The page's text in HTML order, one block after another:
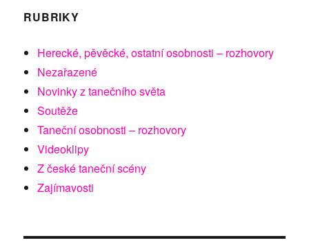
RUBRIKY
Herecké, pěvěcké, ostatní osobnosti – rozhovory
Nezařazené
Novinky z tanečního světa
Soutěže
Taneční osobnosti – rozhovory
Videoklipy
Z české taneční scény
Zajímavosti